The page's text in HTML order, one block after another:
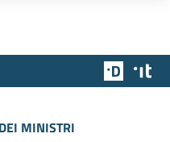
Team
MINISTRI